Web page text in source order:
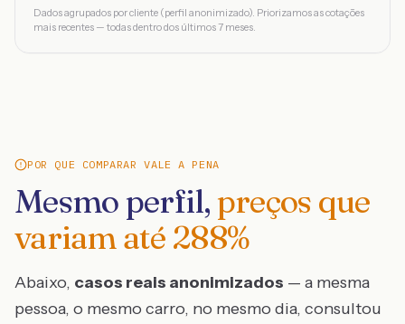
Dados agrupados por cliente (perfil anonimizado). Priorizamos as cotações
mais recentes — todas dentro dos últimos 7 meses.
POR QUE COMPARAR VALE A PENA
Mesmo perfil, preços que
variam até 288%
Abaixo, casos reais anonimizados — a mesma
pessoa, o mesmo carro, no mesmo dia, consultou